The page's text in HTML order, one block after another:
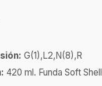
G(1),L2,N(8),R
420 ml. Funda Soft Shell